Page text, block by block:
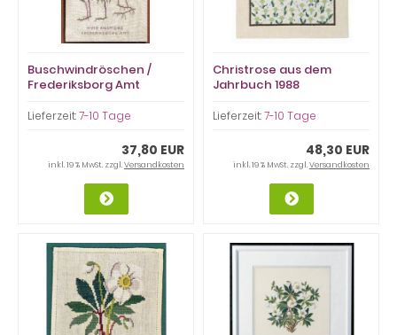
Buschwindröschen /
Frederiksborg Amt
Lieferzeit:7-10 Tage
37,80 EUR
inkl. 19 % MwSt. zzgl.Versandkosten
Christrose aus dem
Jahrbuch 1988
Lieferzeit:7-10 Tage
48,30 EUR
inkl. 19 % MwSt. zzgl.Versandkosten